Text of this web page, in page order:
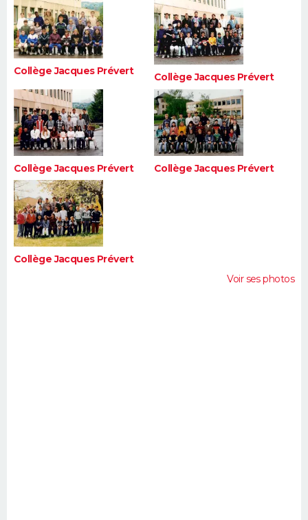
FORUM
Bricolage
Lifestyle
Culture
Sport
Auto
Television
Voyage
Cinema
Collège Jacques Prévert Collège Jacques Prévert
Collège Jacques Prévert Collège Jacques Prévert
Collège Jacques Prévert
Voir ses photos